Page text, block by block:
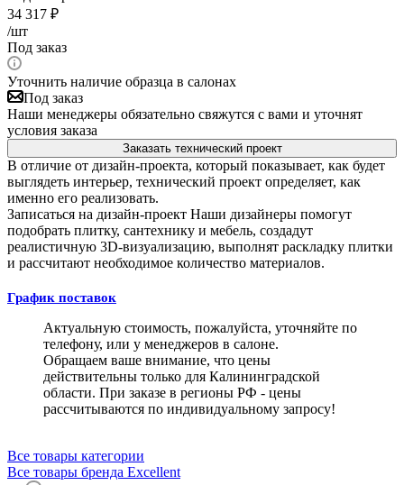
34 317 ₽
/шт
Под заказ
Уточнить наличие образца в салонах
Под заказ
Наши менеджеры обязательно свяжутся с вами и уточнят
условия заказа
Заказать технический проект
В отличие от дизайн-проекта, который показывает, как будет
выглядеть интерьер, технический проект определяет, как
именно его реализовать.
Записаться на дизайн-проект Наши дизайнеры помогут
подобрать плитку, сантехнику и мебель, создадут
реалистичную 3D-визуализацию, выполнят раскладку плитки
и рассчитают необходимое количество материалов.
График поставок
Актуальную стоимость, пожалуйста, уточняйте по
телефону, или у менеджеров в салоне.
Обращаем ваше внимание, что цены
действительны только для Калининградской
области. При заказе в регионы РФ - цены
рассчитываются по индивидуальному запросу!
Все товары категории
Все товары бренда Excellent